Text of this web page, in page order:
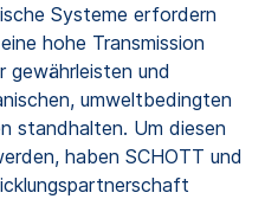
Systeme erfordern
hohe Transmission
gewährleisten und
umweltbedingten
standhalten. Um diesen
haben SCHOTT und